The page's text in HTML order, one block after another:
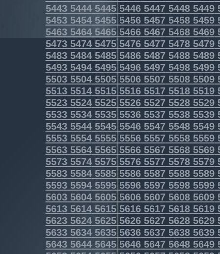
5443544454455446544754485449
5453545454555456545754585459
5463546454655466546754685469
5473547454755476547754785479
5483548454855486548754885489
5493549454955496549754985499
5503550455055506550755085509
5513551455155516551755185519
5523552455255526552755285529
5533553455355536553755385539
5543554455455546554755485549
5553555455555556555755585559
5563556455655566556755685569
5573557455755576557755785579
5583558455855586558755885589
5593559455955596559755985599
5603560456055606560756085609
5613561456155616561756185619
5623562456255626562756285629
5633563456355636563756385639
5643564456455646564756485649